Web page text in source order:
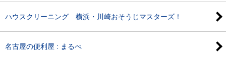
ハウスクリーニング 横浜・川崎おそうじマスターズ！
名古屋の便利屋 : まるべ